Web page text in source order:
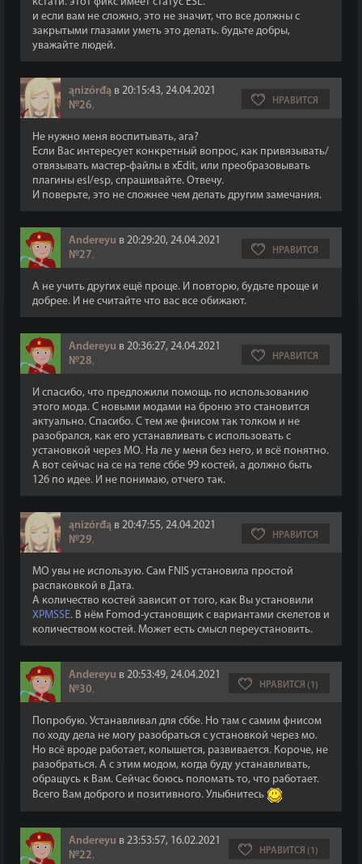
и если вам не сложно, это не значит, что все должны с
закрытыми глазами уметь это делать. будьте добры,
уважайте людей.
ąnizórđą в 20:15:43, 24.04.2021
№26, НРАВИТСЯ
Не нужно меня воспитывать, ага?
Если Вас интересует конкретный вопрос, как привязывать/
отвязывать мастер-файлы в xEdit, или преобразовывать
плагины esl/esp, спрашивайте. Отвечу.
И поверьте, это не сложнее чем делать другим замечания.
Andereyu в 20:29:20, 24.04.2021
№27, НРАВИТСЯ
А не учить других ещё проще. И повторю, будьте проще и
добрее. И не считайте что вас все обижают.
Andereyu в 20:36:27, 24.04.2021
№28, НРАВИТСЯ
И спасибо, что предложили помощь по использованию
этого мода. С новыми модами на броню это становится
актуально. Спасибо. С тем же фнисом так толком и не
разобрался, как его устанавливать с использовать с
установкой через МО. На ле у меня без него, и всё понятно.
А вот сейчас на се на теле сббе 99 костей, а должно быть
126 по идее. И не понимаю, отчего так.
ąnizórđą в 20:47:55, 24.04.2021
№29, НРАВИТСЯ
МО увы не использую. Сам FNIS установила простой
распаковкой в Дата.
А количество костей зависит от того, как Вы установили
XPMSSE. В нём Fomod-установщик с вариантами скелетов и
количеством костей. Может есть смысл переустановить.
Andereyu в 20:53:49, 24.04.2021
№30, НРАВИТСЯ (1)
Попробую. Устанавливал для сббе. Но там с самим фнисом
по ходу дела не могу разобраться с установкой через мо.
Но всё вроде работает, колышется, развивается. Короче, не
разобраться. А с этим модом, когда буду устанавливать,
обращусь к Вам. Сейчас боюсь поломать то, что работает.
Всего Вам доброго и позитивного. Улыбнитесь
Andereyu в 23:53:57, 16.02.2021
№22, НРАВИТСЯ (1)